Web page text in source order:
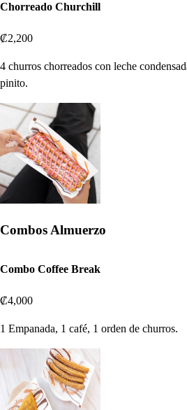
Chorreado Churchill
₡2,200
4 churros chorreados con leche
pinito.
Combos Almuerzo
Combo Coffee Break
₡4,000
1 Empanada, 1 café, 1 orden de churros.